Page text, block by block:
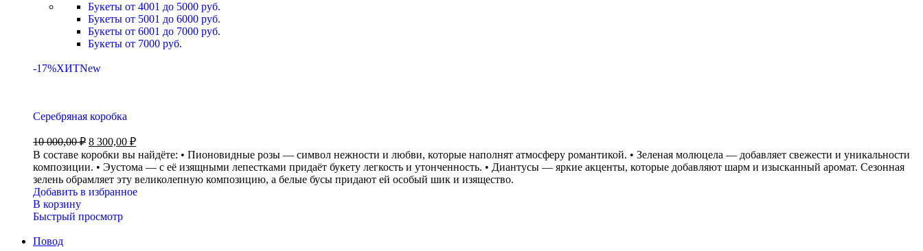
Букеты от 4001 до 5000 руб.
Букеты от 5001 до 6000 руб.
Букеты от 6001 до 7000 руб.
Букеты от 7000 руб.
-17%ХИТNew
Серебряная коробка
10 000,00₽ 8 300,00 ₽
В составе коробки вы найдёте: • Пионовидные розы — символ нежности и любви, которые наполнят атмосферу романтикой. • Зеленая молюцела — добавляет свежести и уникальности
композиции. • Эустома — с её изящными лепестками придаёт букету легкость и утонченность. • Диантусы — яркие акценты, которые добавляют шарм и изысканный аромат. Сезонная
зелень обрамляет эту великолепную композицию, а белые бусы придают ей особый шик и изящество.
Добавить в избранное
В корзину
Быстрый просмотр
Повод